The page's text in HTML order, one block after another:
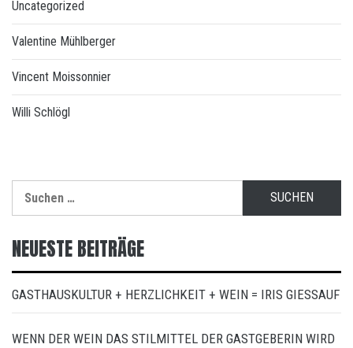
Uncategorized
Valentine Mühlberger
Vincent Moissonnier
Willi Schlögl
nach:
NEUESTE BEITRÄGE
GASTHAUSKULTUR + HERZLICHKEIT + WEIN = IRIS GIESSAUF
WENN DER WEIN DAS STILMITTEL DER GASTGEBERIN WIRD